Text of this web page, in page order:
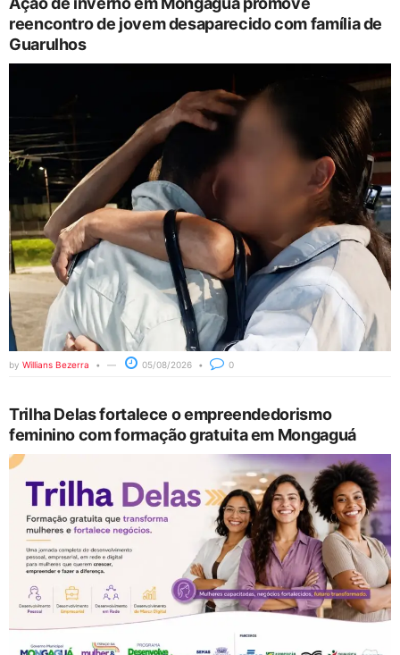
reencontro de jovem desaparecido com família de
Guarulhos
by Willians Bezerra 05/08/2026 0
Trilha Delas fortalece o empreendedorismo
feminino com formação gratuita em Mongaguá